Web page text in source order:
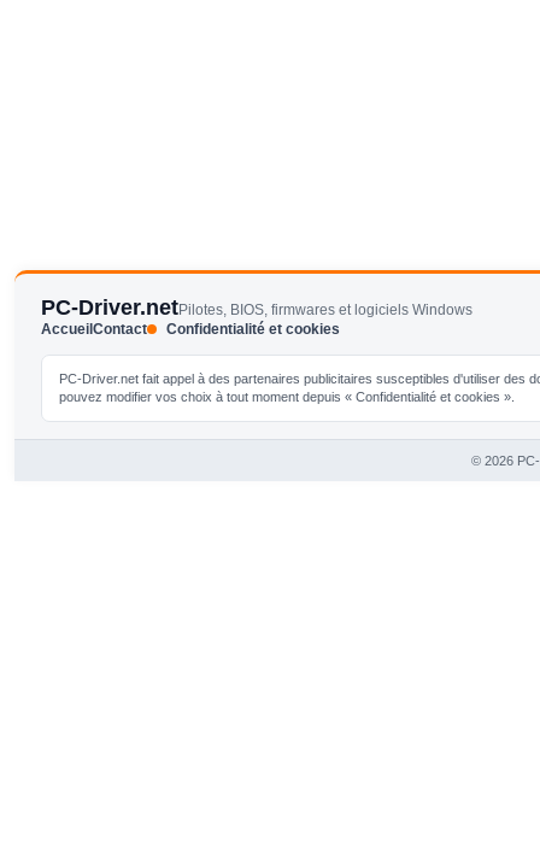
PC-Driver.netPilotes, BIOS, firmwares et logiciels Windows
AccueilContact Confidentialité et cookies
PC-Driver.net fait appel à des partenaires publicitaires susceptibles d'utiliser
pouvez modifier vos choix à tout moment depuis « Confidentialité et cookies ».
© 2026